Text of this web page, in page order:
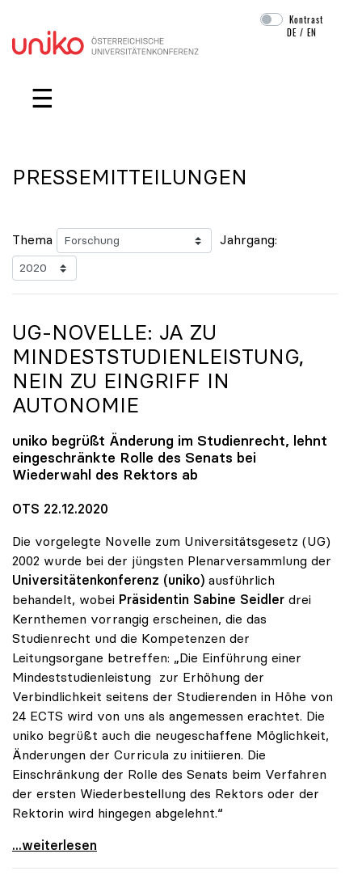
Navigation überspringen
Kontrast
DE /EN
☰
PRESSEMITTEILUNGEN
Thema Jahrgang:
UG-NOVELLE: JA ZU
MINDESTSTUDIENLEISTUNG,
NEIN ZU EINGRIFF IN
AUTONOMIE
uniko begrüßt Änderung im Studienrecht, lehnt
eingeschränkte Rolle des Senats bei
Wiederwahl des Rektors ab
OTS 22.12.2020
Die vorgelegte Novelle zum Universitätsgesetz (UG)
2002 wurde bei der jüngsten Plenarversammlung der
Universitätenkonferenz (uniko) ausführlich
behandelt, wobei Präsidentin Sabine Seidler drei
Kernthemen vorrangig erscheinen, die das
Studienrecht und die Kompetenzen der
Leitungsorgane betreffen: „Die Einführung einer
Mindeststudienleistung zur Erhöhung der
Verbindlichkeit seitens der Studierenden in Höhe von
24 ECTS wird von uns als angemessen erachtet. Die
uniko begrüßt auch die neugeschaffene Möglichkeit,
Änderungen der Curricula zu initiieren. Die
Einschränkung der Rolle des Senats beim Verfahren
der ersten Wiederbestellung des Rektors oder der
Rektorin wird hingegen abgelehnt.“
UG-Novelle: Ja zu Mindeststudienleistung, nein zu
...weiterlesen